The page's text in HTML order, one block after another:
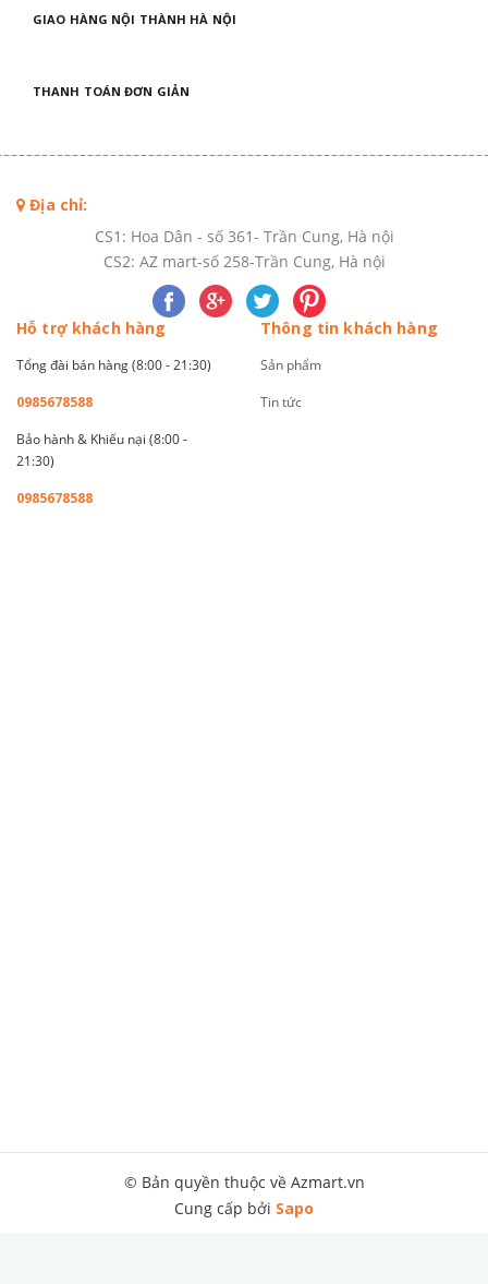
GIAO HÀNG NỘI THÀNH HÀ NỘI
THANH TOÁN ĐƠN GIẢN
Địa chỉ:
CS1: Hoa Dân - số 361- Trần Cung, Hà nội
CS2: AZ mart-số 258-Trần Cung, Hà nội
Hỗ trợ khách hàng
Tổng đài bán hàng (8:00 - 21:30)
0985678588
Bảo hành & Khiếu nại (8:00 -
21:30)
0985678588
Thông tin khách hàng
Sản phẩm
Tin tức
© Bản quyền thuộc về Azmart.vn
Cung cấp bởi Sapo